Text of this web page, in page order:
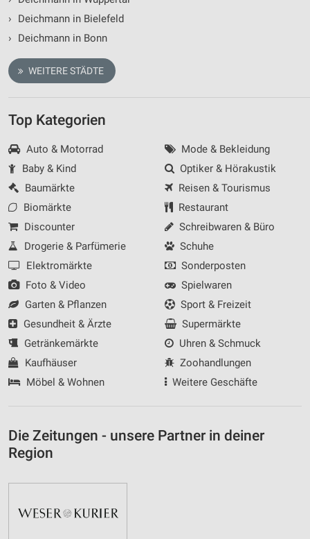
›
Deichmann in Bielefeld
›
Deichmann in Bonn
WEITERE STÄDTE
Top Kategorien
Auto & Motorrad
Baby & Kind
Baumärkte
Biomärkte
Discounter
Drogerie & Parfümerie
Elektromärkte
Foto & Video
Garten & Pflanzen
Gesundheit & Ärzte
Getränkemärkte
Kaufhäuser
Möbel & Wohnen
Mode & Bekleidung
Optiker & Hörakustik
Reisen & Tourismus
Restaurant
Schreibwaren & Büro
Schuhe
Sonderposten
Spielwaren
Sport & Freizeit
Supermärkte
Uhren & Schmuck
Zoohandlungen
Weitere Geschäfte
Die Zeitungen - unsere Partner in deiner
Region